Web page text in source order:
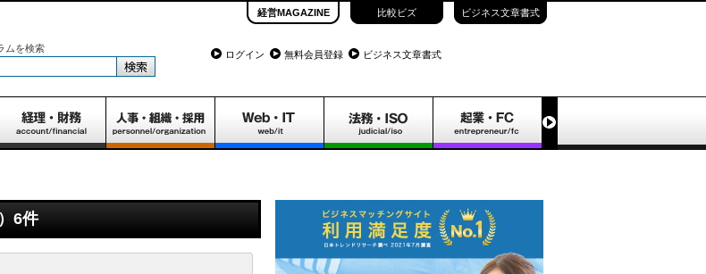
経営MAGAZINE 比較ビズ ビジネス文章書式
ムを検索
ログイン 無料会員登録 ビジネス文章書式
6件